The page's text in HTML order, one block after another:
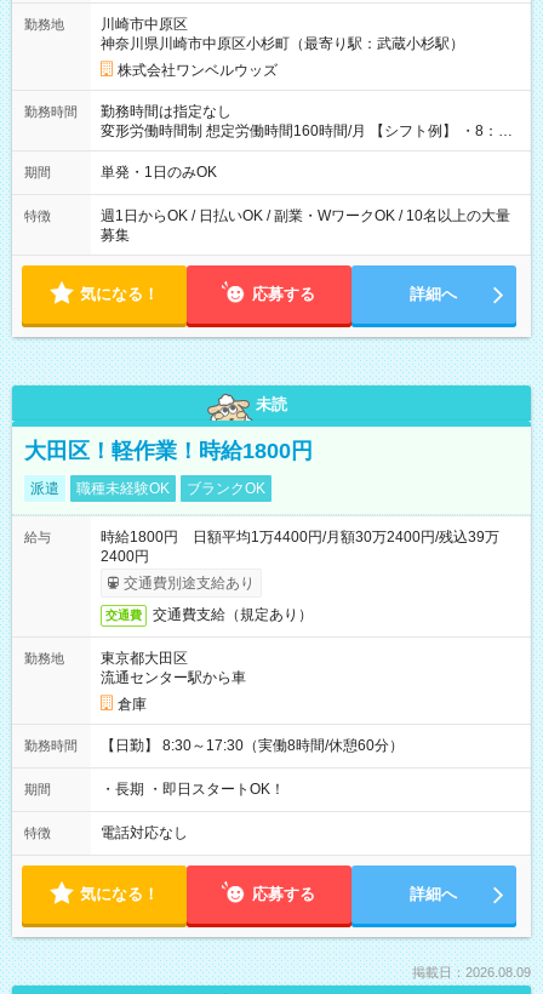
勤務地
川崎市中原区
神奈川県川崎市中原区小杉町（最寄り駅：武蔵小杉駅）
株式会社ワンベルウッズ
勤務時間
勤務時間は指定なし
変形労働時間制 想定労働時間160時間/月 【シフト例】 ・8：00
～21：00
期間 単発・1日のみOK
特徴
週1日からOK / 日払いOK / 副業・WワークOK / 10名以上の大量
募集
気になる！ 応募する 詳細へ
未読
大田区！軽作業！時給1800円
派遣 職種未経験OK ブランクOK
給与
時給1800円 日額平均1万4400円/月額30万2400円/残込39万
2400円
交通費別途支給あり
交通費 交通費支給（規定あり）
勤務地
東京都大田区
流通センター駅から車
倉庫
勤務時間 【日勤】 8:30～17:30（実働8時間/休憩60分）
期間 ・長期 ・即日スタートOK！
特徴 電話対応なし
気になる！ 応募する 詳細へ
掲載日：2026.08.09